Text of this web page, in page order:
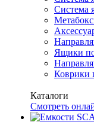
Система
Ящики
Коврики
Каталоги
Смотреть